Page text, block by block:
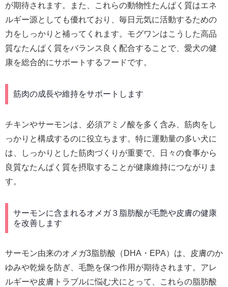
が期待されます。また、これらの動物性たんぱく質はエネ
ルギー源としても優れており、毎日元気に活動するための
力をしっかりと補ってくれます。モグワンはこうした高品
質なたんぱく質をバランス良く配合することで、愛犬の健
康を総合的にサポートするフードです。
筋肉の成長や維持をサポートします
チキンやサーモンは、必須アミノ酸を多く含み、筋肉をし
っかりと構成するのに役立ちます。特に運動量の多い犬に
は、しっかりとした筋肉づくりが重要で、日々の食事から
良質なたんぱく質を摂取することが健康維持につながりま
す。
サーモンに含まれるオメガ３脂肪酸が毛艶や皮膚の健康
を改善します
サーモン由来のオメガ3脂肪酸（DHA・EPA）は、皮膚のか
ゆみや乾燥を防ぎ、毛艶を保つ作用が期待されます。アレ
ルギーや皮膚トラブルに悩む犬にとって、これらの脂肪酸